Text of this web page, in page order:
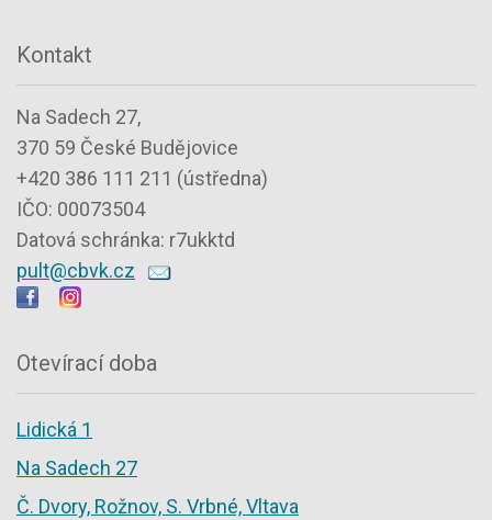
Kontakt
Na Sadech 27,
370 59 České Budějovice
+420 386 111 211 (ústředna)
IČO: 00073504
Datová schránka: r7ukktd
pult@cbvk.cz
Otevírací doba
Lidická 1
Na Sadech 27
Č. Dvory, Rožnov, S. Vrbné, Vltava